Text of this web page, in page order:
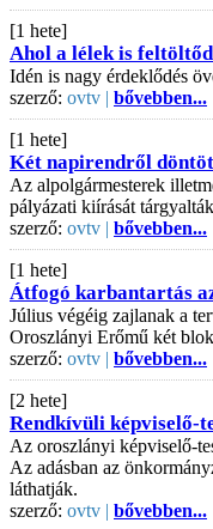
[1 hete]
Ahol a lélek is
Idén is nagy érdeklődés
szerző: ovtv | bővebben...
[1 hete]
Két napirendről
Az alpolgármesterek
pályázati kiírását tárgyalták
szerző: ovtv | bővebben...
[1 hete]
Átfogó karbantartás
Július végéig zajlanak a
Oroszlányi Erőmű két
szerző: ovtv | bővebben...
[2 hete]
Rendkívüli képviselő-
Az oroszlányi képviselő-
Az adásban az
láthatják.
szerző: ovtv | bővebben...